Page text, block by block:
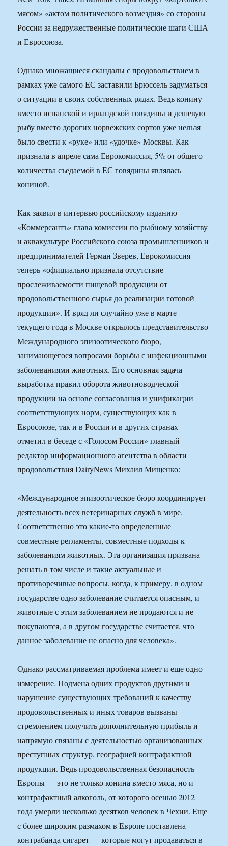
мясом» «актом политического возмездия» со стороны
России за недружественные политические шаги США
и Евросоюза.
Однако множащиеся скандалы с продовольствием в
рамках уже самого ЕС заставили Брюссель задуматься
о ситуации в своих собственных рядах. Ведь конину
вместо испанской и ирландской говядины и дешевую
рыбу вместо дорогих норвежских сортов уже нельзя
было свести к «руке» или «удочке» Москвы. Как
признала в апреле сама Еврокомиссия, 5% от общего
количества съедаемой в ЕС говядины являлась
кониной.
Как заявил в интервью российскому изданию
«Коммерсантъ» глава комиссии по рыбному хозяйству
и аквакультуре Российского союза промышленников и
предпринимателей Герман Зверев, Еврокомиссия
теперь «официально признала отсутствие
прослеживаемости пищевой продукции от
продовольственного сырья до реализации готовой
продукции». И вряд ли случайно уже в марте
текущего года в Москве открылось представительство
Международного эпизоотического бюро,
занимающегося вопросами борьбы с инфекционными
заболеваниями животных. Его основная задача —
выработка правил оборота животноводческой
продукции на основе согласования и унификации
соответствующих норм, существующих как в
Евросоюзе, так и в России и в других странах —
отметил в беседе с «Голосом России» главный
редактор информационного агентства в области
продовольствия DairyNews Михаил Мищенко:
«Международное эпизоотическое бюро координирует
деятельность всех ветеринарных служб в мире.
Соответственно это какие-то определенные
совместные регламенты, совместные подходы к
заболеваниям животных. Эта организация призвана
решать в том числе и такие актуальные и
противоречивые вопросы, когда, к примеру, в одном
государстве одно заболевание считается опасным, и
животные с этим заболеванием не продаются и не
покупаются, а в другом государстве считается, что
данное заболевание не опасно для человека».
Однако рассматриваемая проблема имеет и еще одно
измерение. Подмена одних продуктов другими и
нарушение существующих требований к качеству
продовольственных и иных товаров вызваны
стремлением получить дополнительную прибыль и
напрямую связаны с деятельностью организованных
преступных структур, географией контрафактной
продукции. Ведь продовольственная безопасность
Европы — это не только конина вместо мяса, но и
контрафактный алкоголь, от которого осенью 2012
года умерли несколько десятков человек в Чехии. Еще
с более широким размахом в Европе поставлена
контрабанда сигарет — которые могут продаваться в